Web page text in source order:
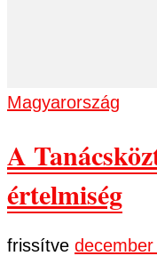
Magyarország
A
értelmiség
frissítve